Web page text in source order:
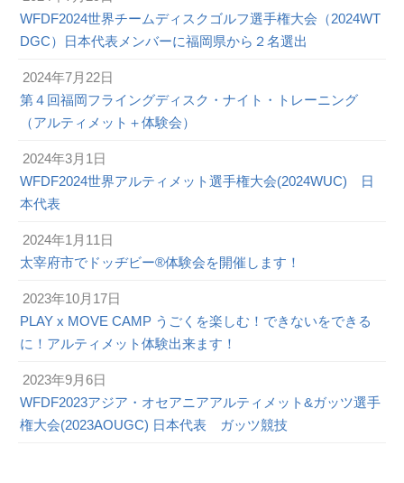
WFDF2024世界チームディスクゴルフ選手権大会（2024WT
DGC）日本代表メンバーに福岡県から２名選出
2024年7月22日
第４回福岡フライングディスク・ナイト・トレーニング
（アルティメット＋体験会）
2024年3月1日
WFDF2024世界アルティメット選手権大会(2024WUC) 日
本代表
2024年1月11日
太宰府市でドッヂビー®体験会を開催します！
2023年10月17日
PLAY x MOVE CAMP うごくを楽しむ！できないをできる
に！アルティメット体験出来ます！
2023年9月6日
WFDF2023アジア・オセアニアアルティメット&ガッツ選手
権大会(2023AOUGC) 日本代表 ガッツ競技